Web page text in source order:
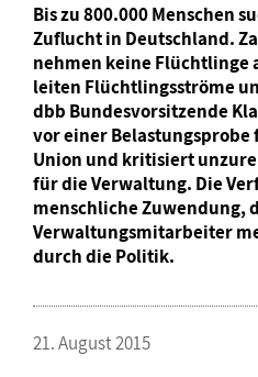
Bis zu 800.000 Menschen
Zuflucht in Deutschland.
nehmen keine Flüchtlinge
leiten Flüchtlingsströme
dbb Bundesvorsitzende
vor einer Belastungsprobe
Union und kritisiert
für die Verwaltung. Die
menschliche Zuwendung,
Verwaltungsmitarbeiter
durch die Politik.
21. August 2015